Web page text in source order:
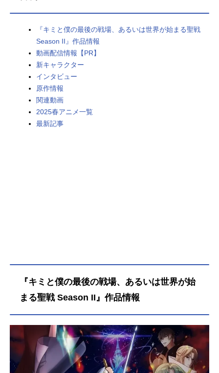
秋アニメ
FOLLOW US
『キミと僕の最後の戦場、あるいは世界が始まる聖戦
Season II』作品情報
動画配信情報【PR】
新キャラクター
インタビュー
原作情報
関連動画
2025春アニメ一覧
最新記事
『キミと僕の最後の戦場、あるいは世界が始
まる聖戦 Season II』作品情報